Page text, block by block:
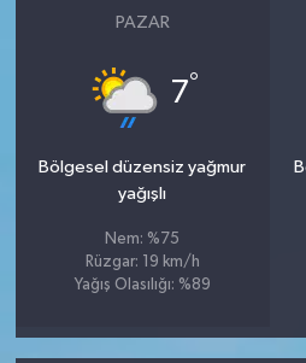
PAZAR
7°
Bölgesel düzensiz yağmur
yağışlı
Nem: %75
Rüzgar: 19 km/h
Yağış Olasılığı: %89